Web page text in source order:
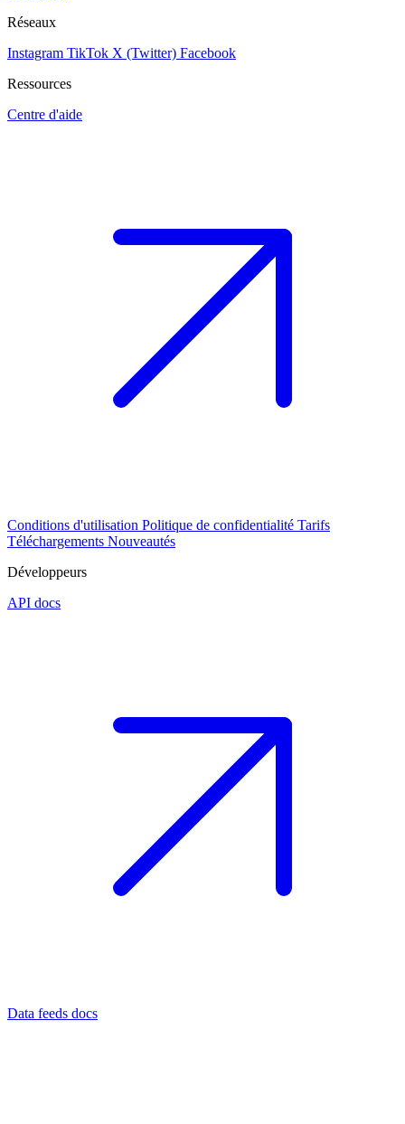
Réseaux
Instagram TikTok X (Twitter) Facebook
Ressources
Centre d'aide
Conditions d'utilisation Politique de confidentialité Tarifs
Téléchargements Nouveautés
Développeurs
API docs
Data feeds docs